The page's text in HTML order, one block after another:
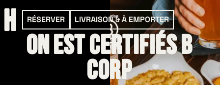
RÉSERVER LIVRAISON & À EMPORTER
On est certifiés B
Corp